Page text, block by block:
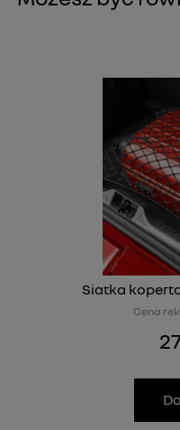
Siatka
Cena